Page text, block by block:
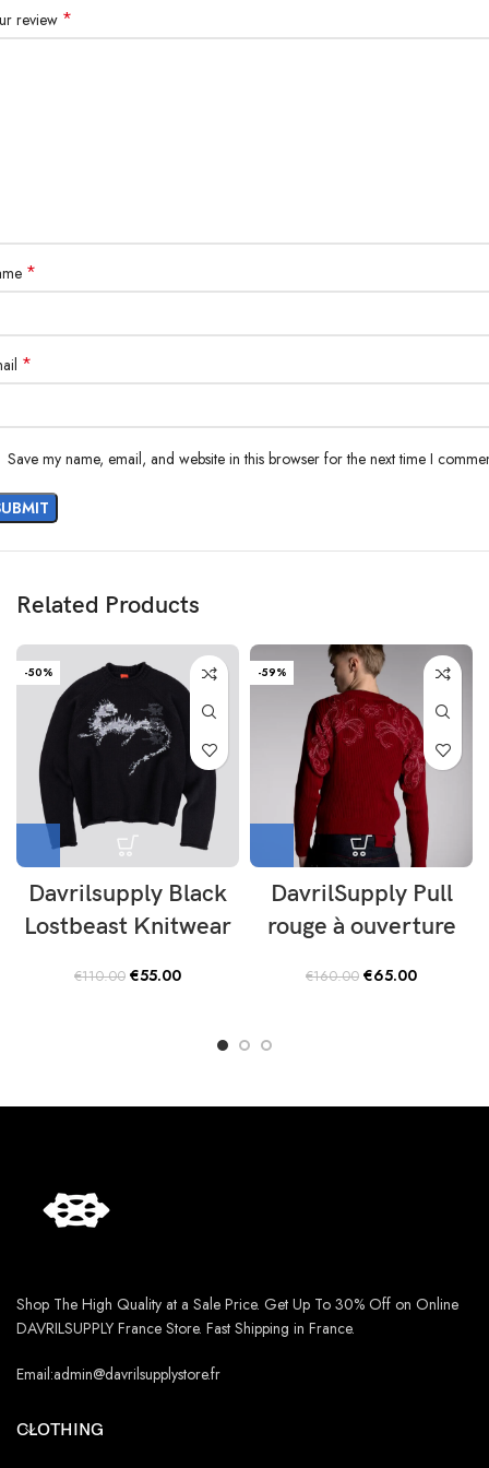
Lys mesure 170 cm et porte une taille S.
Coupe carrée
Expédition immédiate
review *
*
*
Save my name, email, and website in this browser for the next time I
Related Products
-50%
Davrilsupply Black
Lostbeast Knitwear
€110.00 Original
€55.00Current
-59%
DavrilSupply Pull
rouge à ouverture
€160.00 Original
€65.00Current
Shop The High Quality at a Sale Price. Get Up To 30% Off on Online
DAVRILSUPPLY France Store. Fast Shipping in France.
Email:admin@davrilsupplystore.fr
CLOTHING